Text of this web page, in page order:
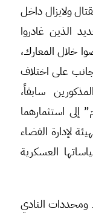
ولايزال داخل
الذين غادروا
خلال المعارك،
على اختلاف
سابقاً،
إلى استثمارهما
لإدارة الفضاء
العسكرية
النادي